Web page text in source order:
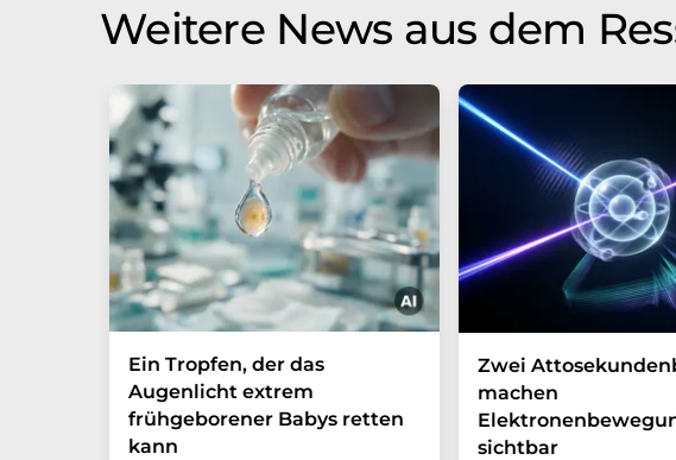
Weitere News aus dem
Ein Tropfen, der das
Augenlicht extrem
frühgeborener Babys retten
kann
Zwei
machen
sichtbar